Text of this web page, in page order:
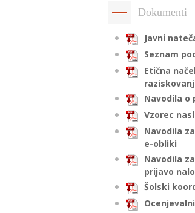
Dokumenti
Javni
Seznam
Etična
Navodila o
Vzorec
Navodila
e-obliki
Navodila
prijavo
Šolski